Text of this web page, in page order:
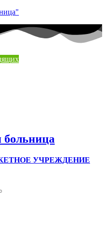
больница
УЧРЕЖДЕНИЕ